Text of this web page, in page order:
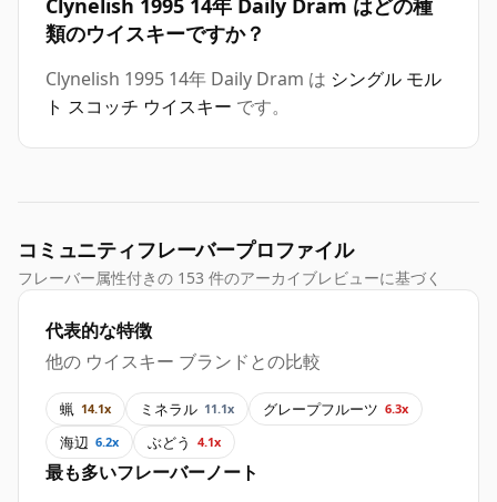
Clynelish 1995 14年 Daily Dram はどの種
類のウイスキーですか？
Clynelish 1995 14年 Daily Dram は シングル モル
ト スコッチ ウイスキー です。
コミュニティフレーバープロファイル
フレーバー属性付きの 153 件のアーカイブレビューに基づく
代表的な特徴
他の ウイスキー ブランドとの比較
蝋 14.1x ミネラル 11.1x グレープフルーツ 6.3x
海辺 6.2x ぶどう 4.1x
最も多いフレーバーノート